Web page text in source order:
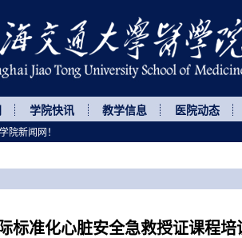
学院快讯 教学信息 医院动态
标准化心脏安全急救授证课程
院新闻网！